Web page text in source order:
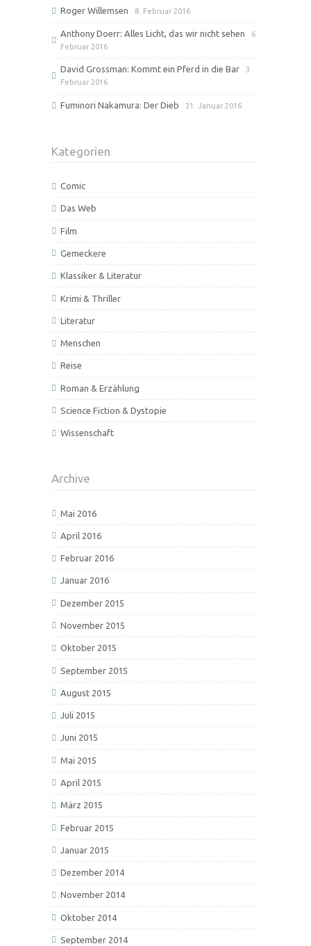
Roger Willemsen 8. Februar 2016
Anthony Doerr: Alles Licht, das wir nicht sehen
6.
Februar 2016
David Grossman: Kommt ein Pferd in die Bar
3.
Februar 2016
Fuminori Nakamura: Der Dieb 31. Januar 2016
Kategorien
Comic
Das Web
Film
Gemeckere
Klassiker & Literatur
Krimi & Thriller
Literatur
Menschen
Reise
Roman & Erzählung
Science Fiction & Dystopie
Wissenschaft
Archive
Mai 2016
April 2016
Februar 2016
Januar 2016
Dezember 2015
November 2015
Oktober 2015
September 2015
August 2015
Juli 2015
Juni 2015
Mai 2015
April 2015
März 2015
Februar 2015
Januar 2015
Dezember 2014
November 2014
Oktober 2014
September 2014